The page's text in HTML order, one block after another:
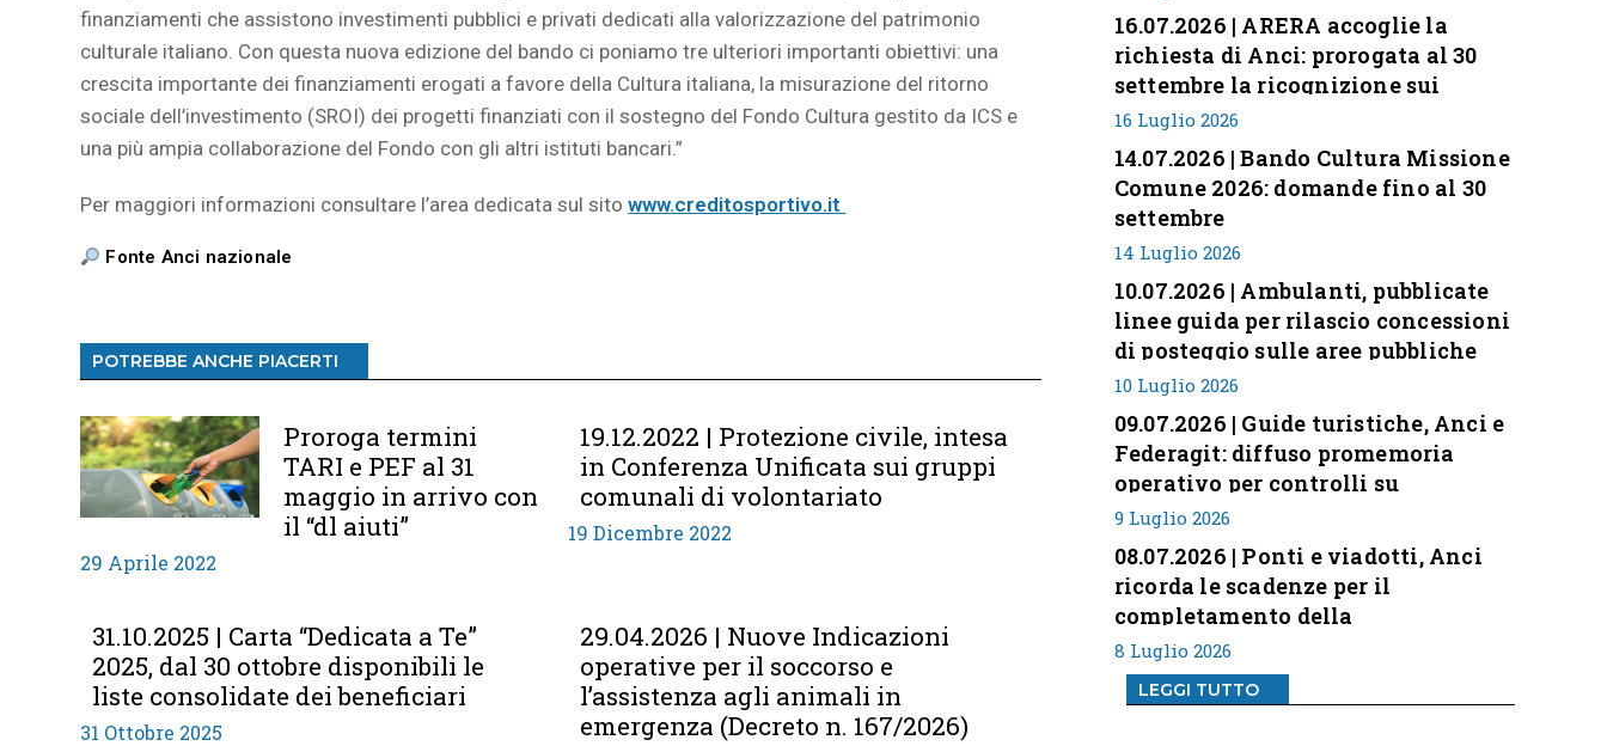
finanziamenti che assistono investimenti pubblici e privati dedicati alla valorizzazione del patrimonio
culturale italiano. Con questa nuova edizione del bando ci poniamo tre ulteriori importanti obiettivi: una
crescita importante dei finanziamenti erogati a favore della Cultura italiana, la misurazione del ritorno
sociale dell’investimento (SROI) dei progetti finanziati con il sostegno del Fondo Cultura gestito da ICS e
una più ampia collaborazione del Fondo con gli altri istituti bancari.”
Per maggiori informazioni consultare l’area dedicata sul sitowww.creditosportivo.it
Fonte Anci nazionale
POTREBBE ANCHE PIACERTI
Proroga termini
TARI e PEF al 31
maggio in arrivo con
il “dl aiuti”
29 Aprile 2022
19.12.2022 | Protezione civile, intesa
in Conferenza Unificata sui gruppi
comunali di volontariato
19 Dicembre 2022
31.10.2025 | Carta “Dedicata a Te”
2025, dal 30 ottobre disponibili le
liste consolidate dei beneficiari
31 Ottobre 2025
29.04.2026 | Nuove Indicazioni
operative per il soccorso e
l’assistenza agli animali in
emergenza (Decreto n. 167/2026)
16.07.2026 | ARERA accoglie la
richiesta di Anci: prorogata al 30
settembre la ricognizione sui
corrispettivi
16 Luglio 2026
14.07.2026 | Bando Cultura Missione
Comune 2026: domande fino al 30
settembre
14 Luglio 2026
10.07.2026 | Ambulanti, pubblicate
linee guida per rilascio concessioni
di posteggio sulle aree pubbliche
10 Luglio 2026
09.07.2026 | Guide turistiche, Anci e
Federagit: diffuso promemoria
operativo per controlli su
professione
9 Luglio 2026
08.07.2026 | Ponti e viadotti, Anci
ricorda le scadenze per il
completamento della
classificazione del rischio
8 Luglio 2026
LEGGI TUTTO